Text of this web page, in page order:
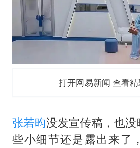
打开网易新闻 查看
张若昀没发宣传稿，也
些小细节还是露出来了